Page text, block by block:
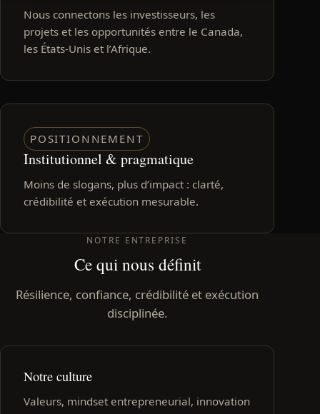
Nous connectons les investisseurs, les
projets et les opportunités entre le Canada,
les États-Unis et l’Afrique.
POSITIONNEMENT
Institutionnel & pragmatique
Moins de slogans, plus d’impact : clarté,
crédibilité et exécution mesurable.
NOTRE ENTREPRISE
Ce qui nous définit
Résilience, confiance, crédibilité et exécution
disciplinée.
Notre culture
Valeurs, mindset entrepreneurial, innovation